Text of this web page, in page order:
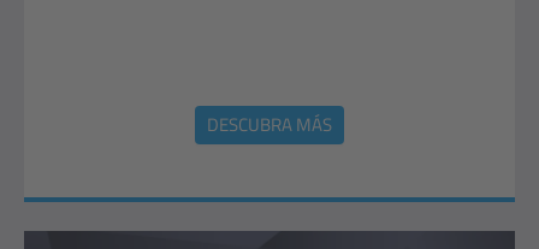
DESCUBRA MÁS